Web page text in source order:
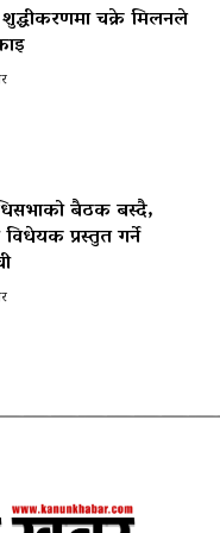
शुद्धीकरणमा चक्रे मिलनले
बैठक बस्दै,
विधेयक प्रस्तुत गर्ने